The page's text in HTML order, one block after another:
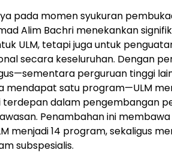
pada momen syukuran
Alim Bachri menekankan
ULM, tetapi juga untuk
secara keseluruhan. Dengan
perguruan tinggi
mendapat satu program—ULM
terdepan dalam pengembangan
Penambahan ini
menjadi 14 program, sekaligus
subspesialis.